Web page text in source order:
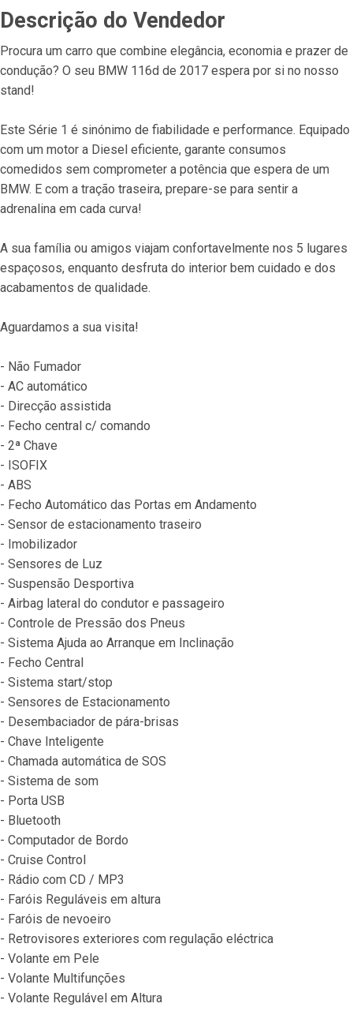
Descrição do Vendedor
Procura um carro que combine elegância, economia e prazer de
condução? O seu BMW 116d de 2017 espera por si no nosso
stand!
Este Série 1 é sinónimo de fiabilidade e performance. Equipado
com um motor a Diesel eficiente, garante consumos
comedidos sem comprometer a potência que espera de um
BMW. E com a tração traseira, prepare-se para sentir a
adrenalina em cada curva!
A sua família ou amigos viajam confortavelmente nos 5 lugares
espaçosos, enquanto desfruta do interior bem cuidado e dos
acabamentos de qualidade.
Aguardamos a sua visita!
- Não Fumador
- AC automático
- Direcção assistida
- Fecho central c/ comando
- 2ª Chave
- ISOFIX
- ABS
- Fecho Automático das Portas em Andamento
- Sensor de estacionamento traseiro
- Imobilizador
- Sensores de Luz
- Suspensão Desportiva
- Airbag lateral do condutor e passageiro
- Controle de Pressão dos Pneus
- Sistema Ajuda ao Arranque em Inclinação
- Fecho Central
- Sistema start/stop
- Sensores de Estacionamento
- Desembaciador de pára-brisas
- Chave Inteligente
- Chamada automática de SOS
- Sistema de som
- Porta USB
- Bluetooth
- Computador de Bordo
- Cruise Control
- Rádio com CD / MP3
- Faróis Reguláveis em altura
- Faróis de nevoeiro
- Retrovisores exteriores com regulação eléctrica
- Volante em Pele
- Volante Multifunções
- Volante Regulável em Altura